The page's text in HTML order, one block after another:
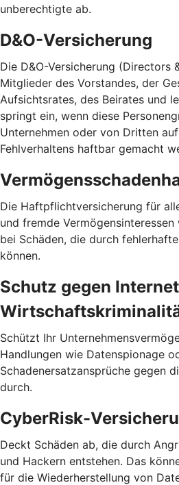
unberechtigte ab.
D&O-Versicherung
Die D&O-Versicherung (Directors
Mitglieder des Vorstandes, der
Aufsichtsrates, des Beirates und
springt ein, wenn diese
Unternehmen oder von Dritten
Fehlverhaltens haftbar gemacht
Die Haftpflichtversicherung für
und fremde
bei Schäden, die durch
können.
Schutz gegen
Schützt Ihr
Handlungen wie Datenspionage
Schadenersatzansprüche gegen
durch.
CyberRisk-
Deckt Schäden ab, die durch
und Hackern entstehen. Das
für die Wiederherstellung von